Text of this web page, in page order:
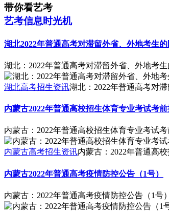
带你看艺考
艺考信息时光机
湖北2022年普通高考对滞留外省、外地考生
湖北：2022年普通高考对滞留外省、外地考
湖北高考招生资讯湖北：2022年普通高考对
内蒙古2022年普通高校招生体育专业考试考
内蒙古：2022年普通高校招生体育专业考试
内蒙古高考招生资讯 内蒙古：2022年普通高
内蒙古2022年普通高考疫情防控公告（1号）
内蒙古：2022年普通高考疫情防控公告（1号）